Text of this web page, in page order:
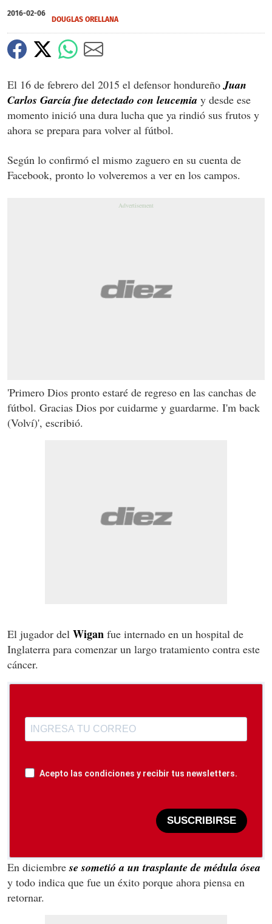
2016-02-06
DOUGLAS ORELLANA
El 16 de febrero del 2015 el defensor hondureño Juan
Carlos García fue detectado con leucemia y desde ese
momento inició una dura lucha que ya rindió sus frutos y
ahora se prepara para volver al fútbol.
Según lo confirmó el mismo zaguero en su cuenta de
Facebook, pronto lo volveremos a ver en los campos.
'Primero Dios pronto estaré de regreso en las canchas de
fútbol. Gracias Dios por cuidarme y guardarme. I'm back
(Volví)', escribió.
El jugador del Wigan fue internado en un hospital de
Inglaterra para comenzar un largo tratamiento contra este
cáncer.
Acepto las condiciones y recibir tus newsletters.
SUSCRIBIRSE
En diciembrese sometió a un trasplante de médula ósea
y todo indica que fue un éxito porque ahora piensa en
retornar.